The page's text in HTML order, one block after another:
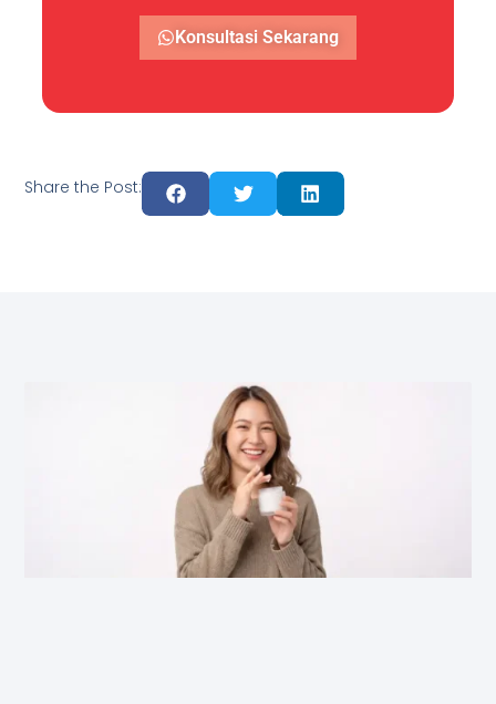
Konsultasi Sekarang
Share the Post: